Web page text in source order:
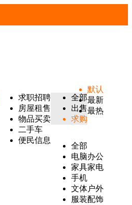
求职招聘
房屋租售
物品买卖
二手车
便民信息
全部
出售
求购
全部
电脑办公
家具家电
手机
文体户外
服装配饰
默认
最新
最热